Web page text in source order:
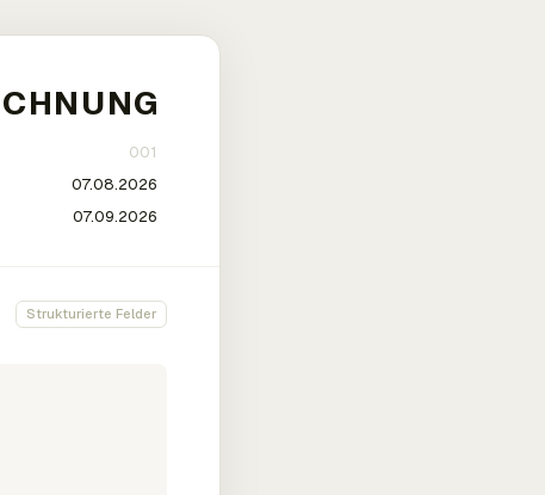
Strukturierte Felder